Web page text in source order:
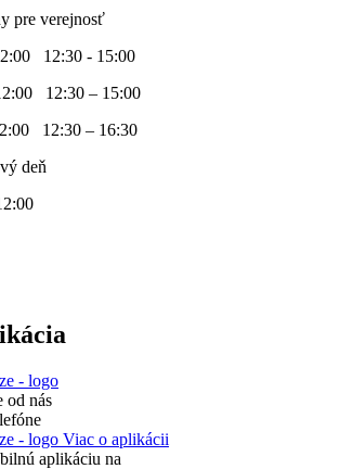
pre verejnosť
12:30 - 15:00
12:30 – 15:00
12:30 – 16:30
deň
12:00
od nás
Viac o aplikácii
aplikáciu na